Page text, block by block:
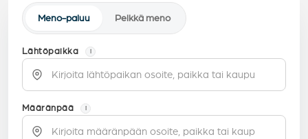
Meno-paluu Pelkkä meno
Lähtöpaikka i
Määränpää i